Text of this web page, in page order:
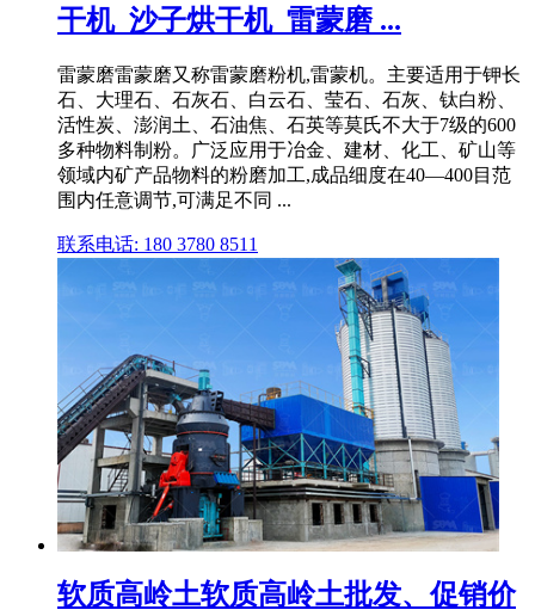
干机_沙子烘干机_雷蒙磨 ...
雷蒙磨雷蒙磨又称雷蒙磨粉机,雷蒙机。主要适用于钾长
石、大理石、石灰石、白云石、莹石、石灰、钛白粉、
活性炭、澎润土、石油焦、石英等莫氏不大于7级的600
多种物料制粉。广泛应用于冶金、建材、化工、矿山等
领域内矿产品物料的粉磨加工,成品细度在40—400目范
围内任意调节,可满足不同 ...
联系电话: 180 3780 8511
软质高岭土软质高岭土批发、促销价